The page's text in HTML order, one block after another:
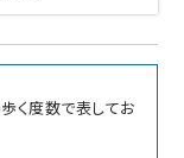
く度数で表してお